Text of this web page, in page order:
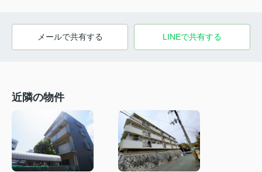
メールで共有する LINEで共有する
近隣の物件